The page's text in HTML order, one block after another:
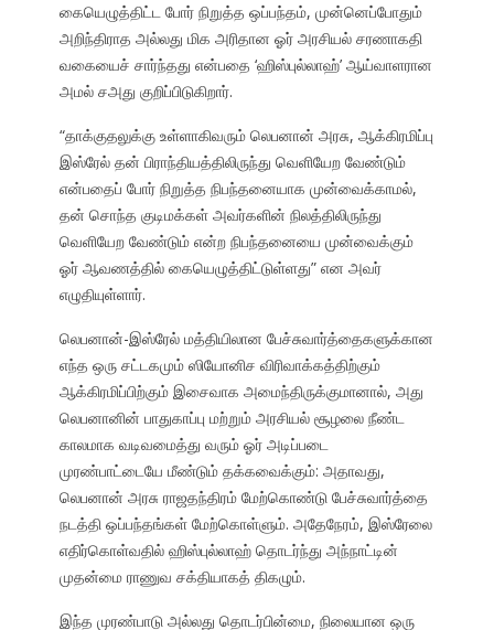
கையெழுத்திட்ட போர் நிறுத்த ஒப்பந்தம், முன்னெப்போதும்
அறிந்திராத அல்லது மிக அரிதான ஓர் அரசியல் சரணாகதி
வகையைச் சார்ந்தது என்பதை ‘ஹிஸ்புல்லாஹ்’ ஆய்வாளரான
அமல் சஅது குறிப்பிடுகிறார்.
“தாக்குதலுக்கு உள்ளாகிவரும் லெபனான் அரசு, ஆக்கிரமிப்பு
இஸ்ரேல் தன் பிராந்தியத்திலிருந்து வெளியேற வேண்டும்
என்பதைப் போர் நிறுத்த நிபந்தனையாக முன்வைக்காமல்,
தன் சொந்த குடிமக்கள் அவர்களின் நிலத்திலிருந்து
வெளியேற வேண்டும் என்ற நிபந்தனையை முன்வைக்கும்
ஓர் ஆவணத்தில் கையெழுத்திட்டுள்ளது” என அவர்
எழுதியுள்ளார்.
லெபனான்-இஸ்ரேல் மத்தியிலான பேச்சுவார்த்தைகளுக்கான
எந்த ஒரு சட்டகமும் ஸியோனிச விரிவாக்கத்திற்கும்
ஆக்கிரமிப்பிற்கும் இசைவாக அமைந்திருக்குமானால், அது
லெபனானின் பாதுகாப்பு மற்றும் அரசியல் சூழலை நீண்ட
காலமாக வடிவமைத்து வரும் ஓர் அடிப்படை
முரண்பாட்டையே மீண்டும் தக்கவைக்கும்: அதாவது,
லெபனான் அரசு ராஜதந்திரம் மேற்கொண்டு பேச்சுவார்த்தை
நடத்தி ஒப்பந்தங்கள் மேற்கொள்ளும். அதேநேரம், இஸ்ரேலை
எதிர்கொள்வதில் ஹிஸ்புல்லாஹ் தொடர்ந்து அந்நாட்டின்
முதன்மை ராணுவ சக்தியாகத் திகழும்.
இந்த முரண்பாடு அல்லது தொடர்பின்மை, நிலையான ஒரு